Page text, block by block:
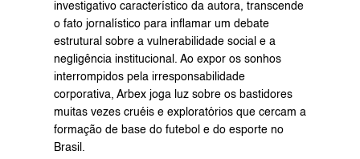
investigativo característico da autora, transcende
o fato jornalístico para inflamar um debate
estrutural sobre a vulnerabilidade social e a
negligência institucional. Ao expor os sonhos
interrompidos pela irresponsabilidade
corporativa, Arbex joga luz sobre os bastidores
muitas vezes cruéis e exploratórios que cercam a
formação de base do futebol e do esporte no
Brasil.